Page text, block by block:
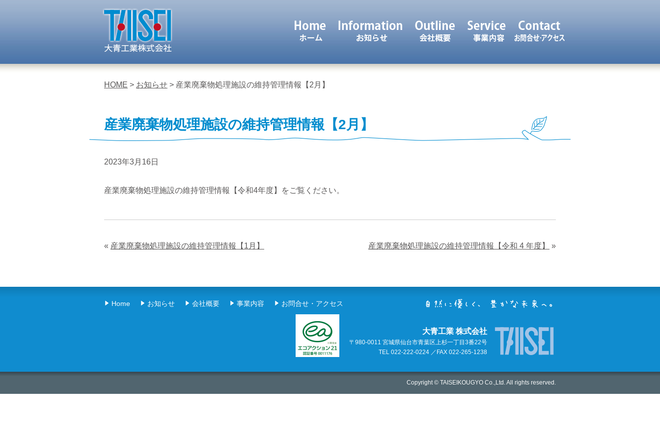
HOME > お知らせ > 産業廃棄物処理施設の維持管理情報【2月】
産業廃棄物処理施設の維持管理情報【2月】
2023年3月16日
産業廃棄物処理施設の維持管理情報【令和4年度】をご覧ください。
« 産業廃棄物処理施設の維持管理情報【1月】 産業廃棄物処理施設の維持管理情報【令和 4 年度】 »
Home お知らせ 会社概要 事業内容 お問合せ・アクセス
大青工業 株式会社
〒980-0011 宮城県仙台市青葉区上杉一丁目3番22号
TEL 022-222-0224 ／FAX 022-265-1238
Copyright © TAISEIKOUGYO Co.,Ltd. All rights reserved.